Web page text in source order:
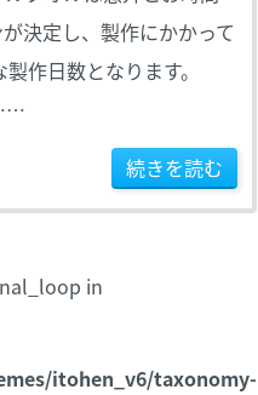
決定し、製作にかかって
作日数となります。
続きを読む
in
itohen_v6/taxonomy-